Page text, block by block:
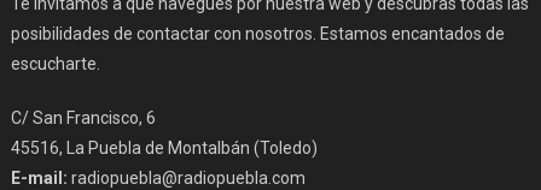
Te invitamos a que navegues por nuestra web y descubras todas las
posibilidades de contactar con nosotros. Estamos encantados de
escucharte.
C/ San Francisco, 6
45516, La Puebla de Montalbán (Toledo)
E-mail: radiopuebla@radiopuebla.com